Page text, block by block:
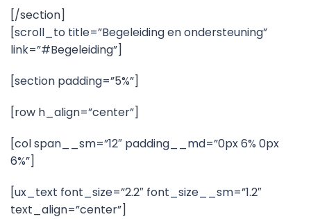
[/section]
[scroll_to title=”Begeleiding en ondersteuning”
link=”#Begeleiding”]
[section padding=”5%”]
[row h_align=”center”]
[col span__sm=”12″ padding__md=”0px 6% 0px
6%”]
[ux_text font_size=”2.2″ font_size__sm=”1.2″
text_align=”center”]